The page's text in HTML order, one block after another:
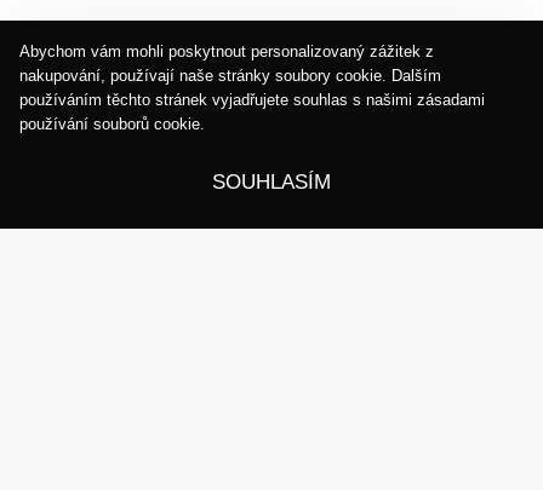
O NÁS
O nás
Kontakt
Abychom vám mohli poskytnout personalizovaný zážitek z
nakupování, používají naše stránky soubory cookie. Dalším
používáním těchto stránek vyjadřujete souhlas s našimi zásadami
používání souborů cookie.
SOUHLASÍM